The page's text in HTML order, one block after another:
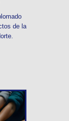
de la